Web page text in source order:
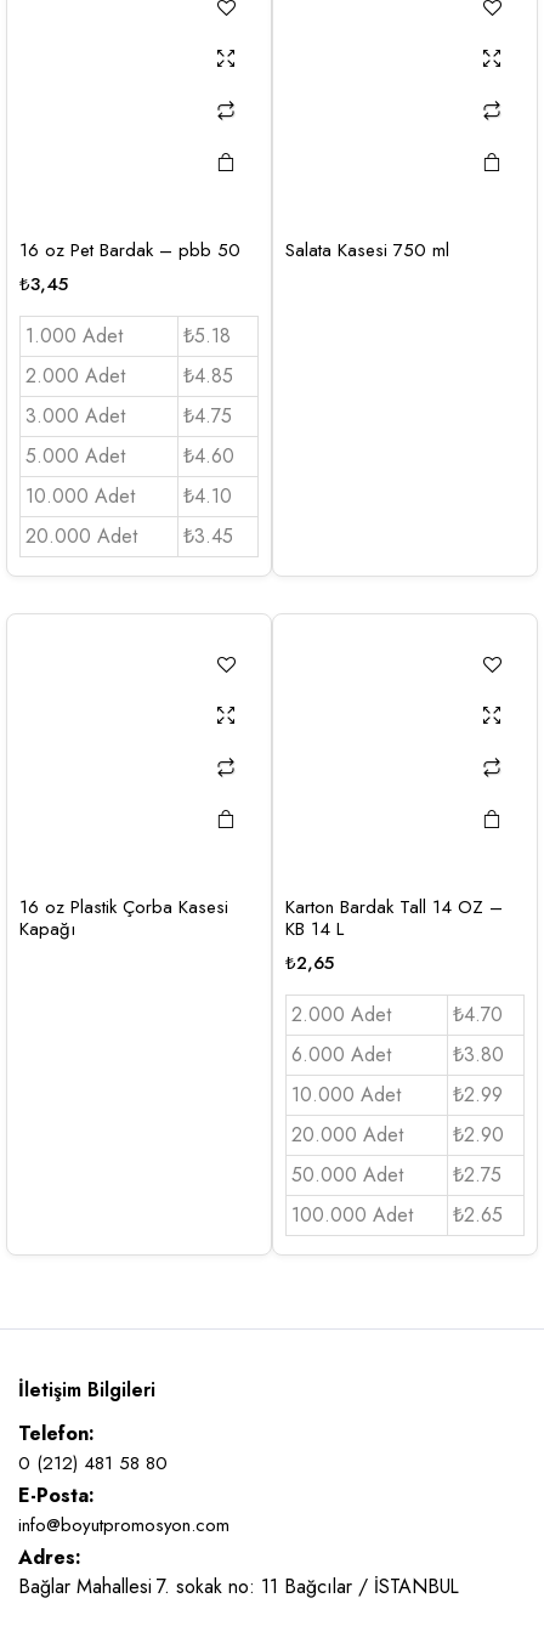
16 oz Pet Bardak – pbb 50
₺3,45
1.000 Adet
₺5.18
2.000 Adet
₺4.85
3.000 Adet
₺4.75
5.000 Adet
₺4.60
10.000 Adet
₺4.10
20.000 Adet
₺3.45
Salata Kasesi 750 ml
16 oz Plastik Çorba Kasesi
Kapağı
Karton Bardak Tall 14 OZ –
KB 14 L
₺2,65
2.000 Adet
₺4.70
6.000 Adet
₺3.80
10.000 Adet
₺2.99
20.000 Adet
₺2.90
50.000 Adet
₺2.75
100.000 Adet
₺2.65
İletişim Bilgileri
Telefon:
0 (212) 481 58 80
E-Posta:
info@boyutpromosyon.com
Adres:
Bağlar Mahallesi 7. sokak no: 11 Bağcılar / İSTANBUL